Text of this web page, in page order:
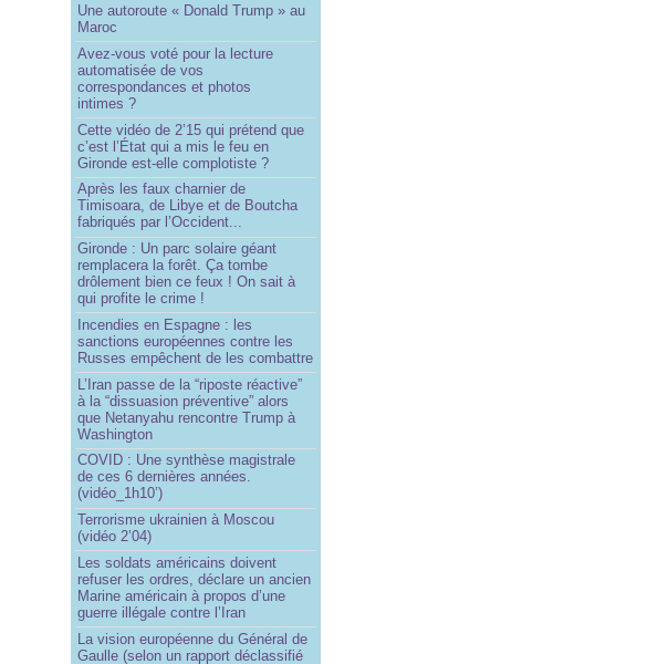
Une autoroute « Donald Trump » au
Maroc
Avez-vous voté pour la lecture
automatisée de vos
correspondances et photos
intimes ?
Cette vidéo de 2’15 qui prétend que
c’est l’État qui a mis le feu en
Gironde est-elle complotiste ?
Après les faux charnier de
Timisoara, de Libye et de Boutcha
fabriqués par l’Occident...
Gironde : Un parc solaire géant
remplacera la forêt. Ça tombe
drôlement bien ce feux ! On sait à
qui profite le crime !
Incendies en Espagne : les
sanctions européennes contre les
Russes empêchent de les combattre
L’Iran passe de la “riposte réactive”
à la “dissuasion préventive” alors
que Netanyahu rencontre Trump à
Washington
COVID : Une synthèse magistrale
de ces 6 dernières années.
(vidéo_1h10’)
Terrorisme ukrainien à Moscou
(vidéo 2’04)
Les soldats américains doivent
refuser les ordres, déclare un ancien
Marine américain à propos d’une
guerre illégale contre l’Iran
La vision européenne du Général de
Gaulle (selon un rapport déclassifié